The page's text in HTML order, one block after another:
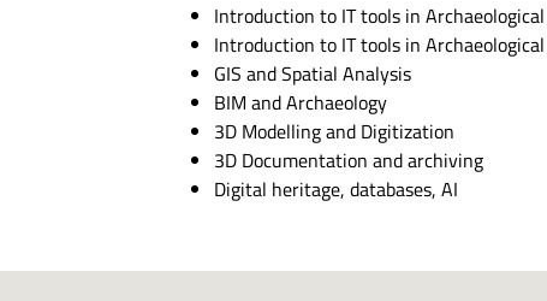
Introduction to IT tools in
Introduction to IT tools in
GIS and Spatial Analysis
BIM and Archaeology
3D Modelling and Digitization
3D Documentation and archiving
Digital heritage, databases, AI